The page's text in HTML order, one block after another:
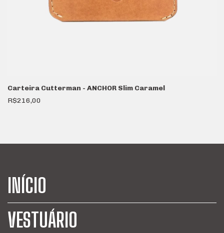
Carteira Cutterman - ANCHOR Slim Caramel
R$216,00
INÍCIO
VESTUÁRIO